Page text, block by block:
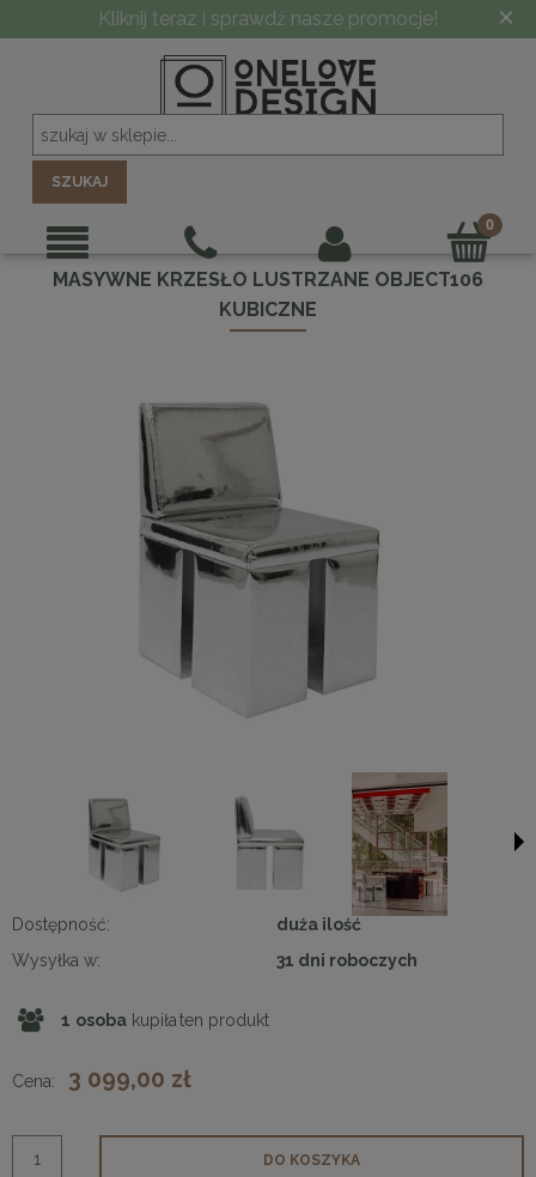
Kliknij teraz i sprawdź nasze promocje! ×
SZUKAJ
MASYWNE KRZESŁO LUSTRZANE OBJECT106
KUBICZNE
Dostępność:
duża ilość
Wysyłka w:
31 dni roboczych
1 osoba kupiłaten produkt
Cena: 3 099,00 zł
DO KOSZYKA